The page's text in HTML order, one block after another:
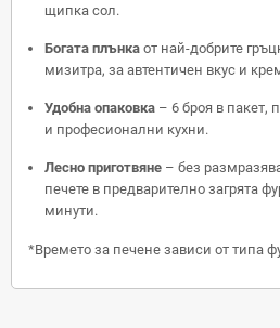
щипка сол.
Богата плънка от най-добрите
мизитра, за автентичен вкус и
Удобна опаковка – 6 броя в пакет,
и професионални кухни.
Лесно приготвяне – без
печете в предварително загрята
минути.
*Времето за печене зависи от типа